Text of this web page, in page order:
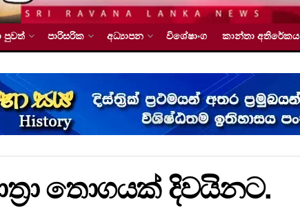
පුවත් පාරිසරික අධ්‍යාපන විශේෂාංග කාන්තා අතිරේකය
තොගයක් දිවයිනට.